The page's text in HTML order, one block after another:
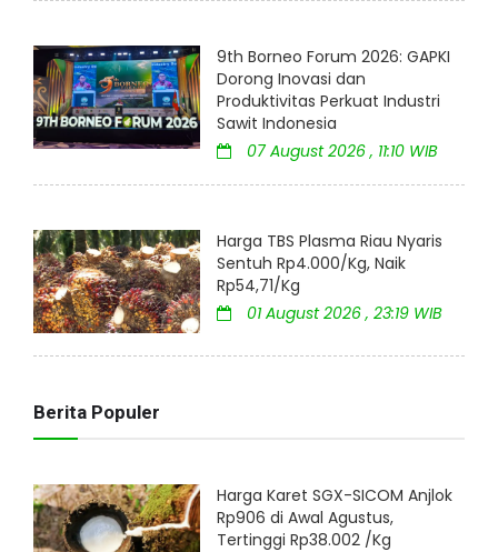
9th Borneo Forum 2026: GAPKI
Dorong Inovasi dan
Produktivitas Perkuat Industri
Sawit Indonesia
07 August 2026 , 11:10 WIB
Harga TBS Plasma Riau Nyaris
Sentuh Rp4.000/Kg, Naik
Rp54,71/Kg
01 August 2026 , 23:19 WIB
Berita Populer
Harga Karet SGX-SICOM Anjlok
Rp906 di Awal Agustus,
Tertinggi Rp38.002 /Kg